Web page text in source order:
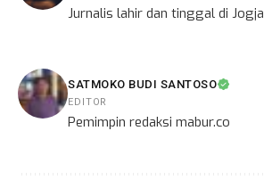
Jurnalis lahir dan tinggal di Jogja
SATMOKO BUDI SANTOSO
EDITOR
Pemimpin redaksi mabur.co